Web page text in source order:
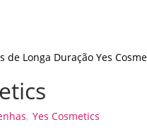
de Longa Duração Yes
, Yes Cosmetics